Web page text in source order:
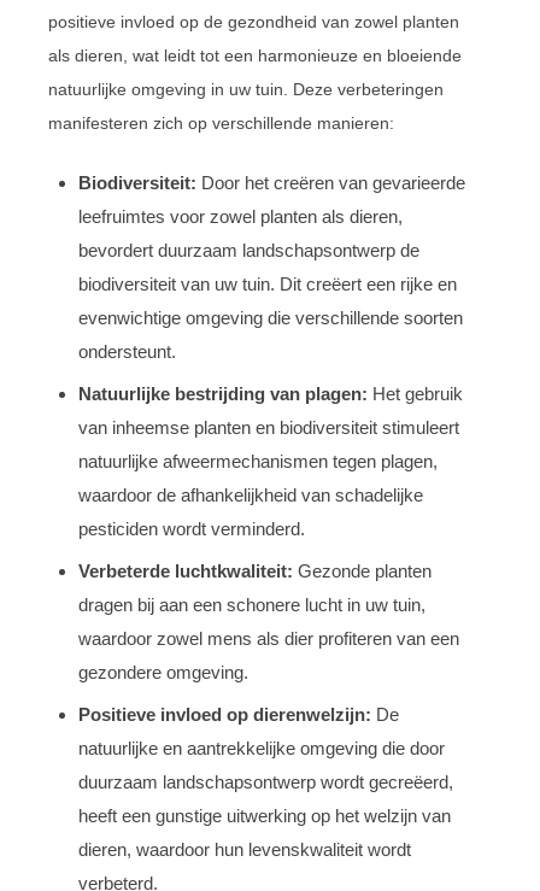
positieve invloed op de gezondheid van zowel planten
als dieren, wat leidt tot een harmonieuze en bloeiende
natuurlijke omgeving in uw tuin. Deze verbeteringen
manifesteren zich op verschillende manieren:
Biodiversiteit: Door het creëren van gevarieerde
leefruimtes voor zowel planten als dieren,
bevordert duurzaam landschapsontwerp de
biodiversiteit van uw tuin. Dit creëert een rijke en
evenwichtige omgeving die verschillende soorten
ondersteunt.
Natuurlijke bestrijding van plagen: Het gebruik
van inheemse planten en biodiversiteit stimuleert
natuurlijke afweermechanismen tegen plagen,
waardoor de afhankelijkheid van schadelijke
pesticiden wordt verminderd.
Verbeterde luchtkwaliteit: Gezonde planten
dragen bij aan een schonere lucht in uw tuin,
waardoor zowel mens als dier profiteren van een
gezondere omgeving.
Positieve invloed op dierenwelzijn: De
natuurlijke en aantrekkelijke omgeving die door
duurzaam landschapsontwerp wordt gecreëerd,
heeft een gunstige uitwerking op het welzijn van
dieren, waardoor hun levenskwaliteit wordt
verbeterd.